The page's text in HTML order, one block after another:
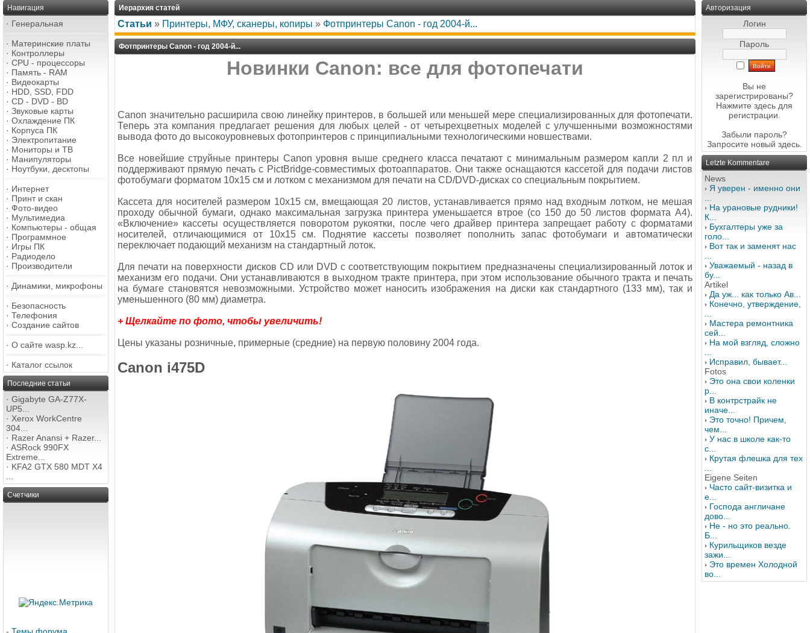
Навигация
· Генеральная
· Материнские платы
· Контроллеры
· CPU - процессоры
· Память - RAM
· Видеокарты
· HDD, SSD, FDD
· CD - DVD - BD
· Звуковые карты
· Охлаждение ПК
· Корпуса ПК
· Электропитание
· Мониторы и ТВ
· Манипуляторы
· Ноутбуки, десктопы
· Интернет
· Принт и скан
· Фото-видео
· Мультимедиа
· Компьютеры - общая
· Программное
· Игры ПК
· Радиодело
· Производители
· Динамики, микрофоны
· Безопасность
· Телефония
· Создание сайтов
· О сайте wasp.kz...
· Каталог ссылок
Последние статьи
· Gigabyte GA-Z77X-
UP5...
· Xerox WorkCentre
304...
· Razer Anansi + Razer...
· ASRock 990FX
Extreme...
· KFA2 GTX 580 MDT X4
Счетчики
Иерархия статей
Статьи » Принтеры, МФУ, сканеры, копиры » Фотпринтеры Canon - год 2004-й...
Фотпринтеры Canon - год 2004-й...
Новинки Canon: все для фотопечати
Canon значительно расширила свою линейку принтеров, в большей или меньшей мере специализированных для фотопечати.
Теперь эта компания предлагает решения для любых целей - от четырехцветных моделей с улучшенными возможностями
вывода фото до высокоуровневых фотопринтеров с принципиальными технологическими новшествами.
Все новейшие струйные принтеры Canon уровня выше среднего класса печатают с минимальным размером капли 2 пл и
поддерживают прямую печать с PictBridge-совместимых фотоаппаратов. Они также оснащаются кассетой для подачи листов
фотобумаги форматом 10x15 см и лотком с механизмом для печати на CD/DVD-дисках со специальным покрытием.
Кассета для носителей размером 10x15 см, вмещающая 20 листов, устанавливается прямо над входным лотком, не мешая
проходу обычной бумаги, однако максимальная загрузка принтера уменьшается втрое (со 150 до 50 листов формата А4).
«Включение» кассеты осуществляется поворотом рукоятки, после чего драйвер принтера запрещает работу с форматами
носителей, отличающимися от 10x15 см. Поднятие кассеты позволяет пополнить запас фотобумаги и автоматически
переключает подающий механизм на стандартный лоток.
Для печати на поверхности дисков CD или DVD с соответствующим покрытием предназначены специализированный лоток и
механизм его подачи. Они устанавливаются в выходном тракте принтера, при этом использование обычного тракта и печать
на бумаге становятся невозможными. Устройство может наносить изображения на диски как стандартного (133 мм), так и
уменьшенного (80 мм) диаметра.
+ Щелкайте по фото, чтобы увеличить!
Цены указаны розничные, примерные (средние) на первую половину 2004 года.
Canon i475D
Авторизация
Логин
Пароль
Вы не
зарегистрированы?
Нажмите здесь для
регистрации.
Забыли пароль?
Запросите новый здесь.
Letzte Kommentare
News
Я уверен - именно они
На урановые рудники!
К...
Бухгалтеры уже за
голо...
Вот так и заменят нас
Уважаемый - назад в
бу...
Artikel
Да уж... как только Ав...
Конечно, утверждение,
Мастера ремонтника
сей...
На мой взгляд, сложно
Исправил, бывает...
Fotos
Это она свои коленки
р...
В контрстрайк не
иначе...
Это точно! Причем,
чем...
У нас в школе как-то
с...
Крутая флешка для тех
Eigene Seiten
Часто сайт-визитка и
е...
Господа англичане
дово...
Не - но это реально.
Б...
Курильщиков везде
зажи...
Это времен Холодной
во...